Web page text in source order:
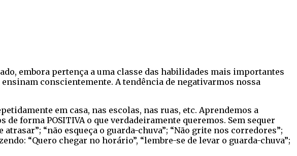
embora pertença a uma classe das habilidades mais importantes
conscientemente. A tendência de negativarmos nossa
em casa, nas escolas, nas ruas, etc. Aprendemos a
forma POSITIVA o que verdadeiramente queremos. Sem sequer
“não esqueça o guarda-chuva”; “Não grite nos corredores”;
“Quero chegar no horário”, “lembre-se de levar o guarda-chuva”;